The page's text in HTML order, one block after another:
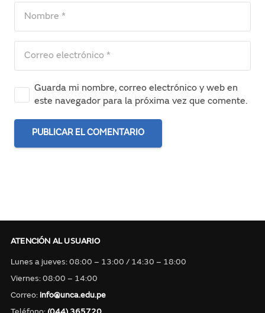
Guarda mi nombre, correo electrónico y web en
este navegador para la próxima vez que comente.
PUBLICAR EL COMENTARIO
ATENCIÓN AL USUARIO
Lunes a jueves: 08:00 – 13:00 / 14:30 – 18:00
Viernes: 08:00 – 14:00
Correo: info@unca.edu.pe